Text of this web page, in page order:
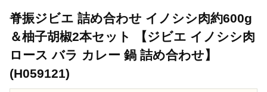
脊振ジビエ 詰め合わせ イノシシ肉約600g
＆柚子胡椒2本セット 【ジビエ イノシシ肉
ロース バラ カレー 鍋 詰め合わせ】
(H059121)